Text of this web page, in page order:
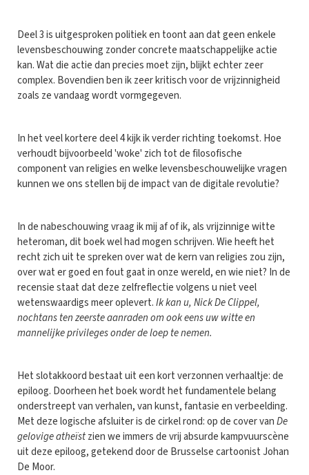
Deel 3 is uitgesproken politiek en toont aan dat geen enkele
levensbeschouwing zonder concrete maatschappelijke actie
kan. Wat die actie dan precies moet zijn, blijkt echter zeer
complex. Bovendien ben ik zeer kritisch voor de vrijzinnigheid
zoals ze vandaag wordt vormgegeven.
In het veel kortere deel 4 kijk ik verder richting toekomst. Hoe
verhoudt bijvoorbeeld 'woke' zich tot de filosofische
component van religies en welke levensbeschouwelijke vragen
kunnen we ons stellen bij de impact van de digitale revolutie?
In de nabeschouwing vraag ik mij af of ik, als vrijzinnige witte
heteroman, dit boek wel had mogen schrijven. Wie heeft het
recht zich uit te spreken over wat de kern van religies zou zijn,
over wat er goed en fout gaat in onze wereld, en wie niet? In de
recensie staat dat deze zelfreflectie volgens u niet veel
wetenswaardigs meer oplevert.Ik kan u, Nick De Clippel,
nochtans ten zeerste aanraden om ook eens uw witte en
mannelijke privileges onder de loep te nemen.
Het slotakkoord bestaat uit een kort verzonnen verhaaltje: de
epiloog. Doorheen het boek wordt het fundamentele belang
onderstreept van verhalen, van kunst, fantasie en verbeelding.
Met deze logische afsluiter is de cirkel rond: op de cover vanDe
gelovige atheïstzien we immers de vrij absurde kampvuurscène
uit deze epiloog, getekend door de Brusselse cartoonist Johan
De Moor.